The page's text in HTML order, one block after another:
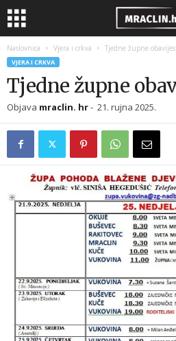
Naslovnica Vjera i crkva Tjedne župne
VJERA I CRKVA
Tjedne župne
Objava mraclin. hr- 21. rujna 2025.